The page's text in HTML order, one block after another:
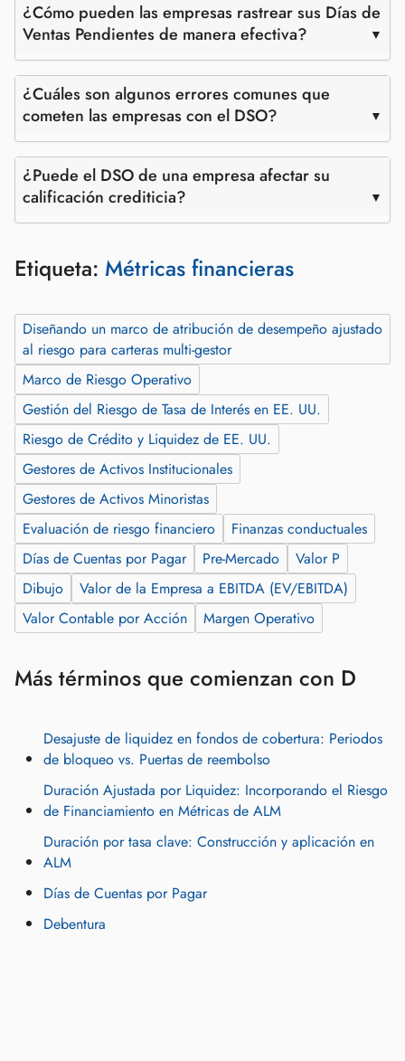
¿Cómo pueden las empresas rastrear sus Días de
Ventas Pendientes de manera efectiva?
¿Cuáles son algunos errores comunes que
cometen las empresas con el DSO?
¿Puede el DSO de una empresa afectar su
calificación crediticia?
Etiqueta: Métricas financieras
Diseñando un marco de atribución de desempeño ajustado
al riesgo para carteras multi‑gestor
Marco de Riesgo Operativo
Gestión del Riesgo de Tasa de Interés en EE. UU.
Riesgo de Crédito y Liquidez de EE. UU.
Gestores de Activos Institucionales
Gestores de Activos Minoristas
Evaluación de riesgo financiero
Finanzas conductuales
Días de Cuentas por Pagar
Pre‑Mercado
Valor P
Dibujo
Valor de la Empresa a EBITDA (EV/EBITDA)
Valor Contable por Acción
Margen Operativo
Más términos que comienzan con D
Desajuste de liquidez en fondos de cobertura: Periodos
de bloqueo vs. Puertas de reembolso
Duración Ajustada por Liquidez: Incorporando el Riesgo
de Financiamiento en Métricas de ALM
Duración por tasa clave: Construcción y aplicación en
ALM
Días de Cuentas por Pagar
Debentura